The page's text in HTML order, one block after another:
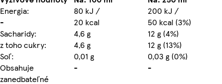
Energia:
80 kJ /
200 kJ /
-
20 kcal
50 kcal (3%)
Sacharidy:
4,6 g
12 g (4%)
z toho cukry:
4,6 g
12 g (13%)
Soľ:
0,01 g
0,03 g (0%)
Obsahuje
zanedbateľné
- -